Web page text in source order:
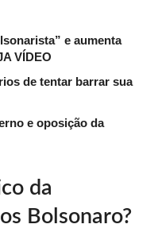
e aumenta
VÍDEO
de tentar barrar sua
e oposição da
da
Bolsonaro?